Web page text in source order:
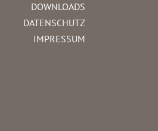
DOWNLOADS
DATENSCHUTZ
IMPRESSUM